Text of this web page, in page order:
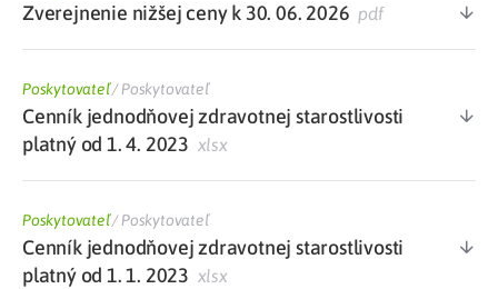
Zverejnenie nižšej ceny k 30. 06. 2026 pdf
Poskytovateľ/Poskytovateľ
Cenník jednodňovej zdravotnej starostlivosti
platný od 1. 4. 2023 xlsx
Poskytovateľ/Poskytovateľ
Cenník jednodňovej zdravotnej starostlivosti
platný od 1. 1. 2023 xlsx